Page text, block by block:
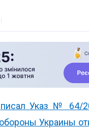
Указ № 64/
Украины